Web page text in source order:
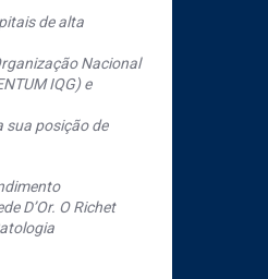
de alta
Nacional
IQG) e
sua posição de
D’Or. O Richet